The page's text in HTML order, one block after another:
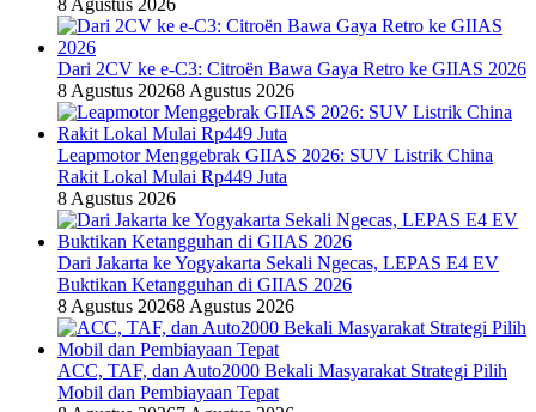
8 Agustus 2026
Dari 2CV ke e-C3: Citroën Bawa Gaya Retro ke GIIAS 2026
8 Agustus 20268 Agustus 2026
Leapmotor Menggebrak GIIAS 2026: SUV Listrik China
Rakit Lokal Mulai Rp449 Juta
8 Agustus 2026
Dari Jakarta ke Yogyakarta Sekali Ngecas, LEPAS E4 EV
Buktikan Ketangguhan di GIIAS 2026
8 Agustus 20268 Agustus 2026
ACC, TAF, dan Auto2000 Bekali Masyarakat Strategi Pilih
Mobil dan Pembiayaan Tepat